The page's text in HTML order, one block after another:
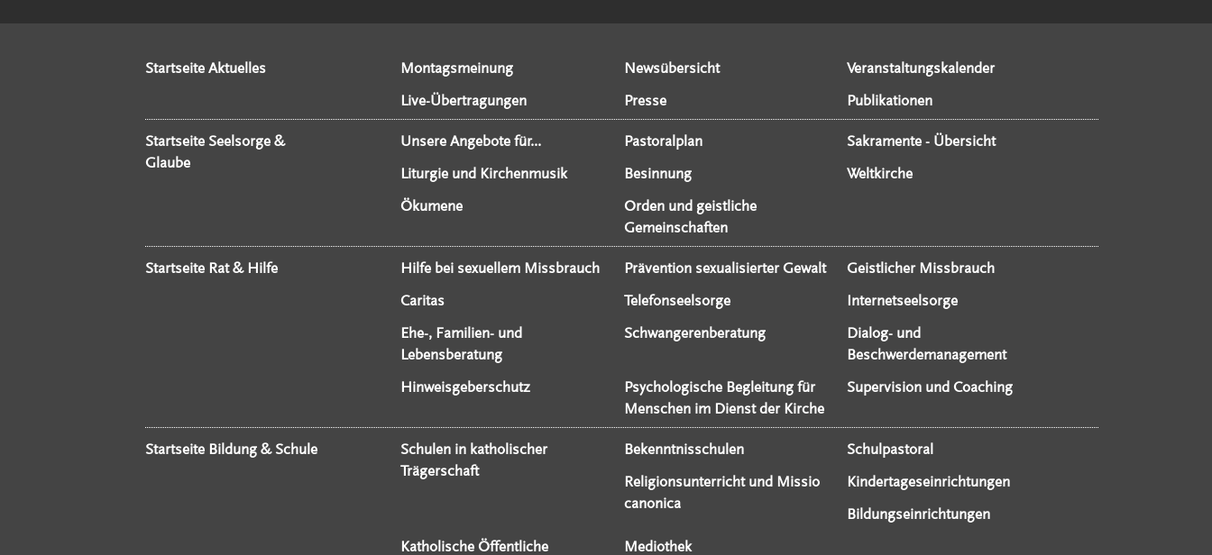
Startseite Aktuelles Montagsmeinung Newsübersicht
Veranstaltungskalender
Live-Übertragungen
Presse Publikationen
Startseite Seelsorge &
Glaube
Unsere Angebote für... Pastoralplan
Sakramente - Übersicht
Liturgie und Kirchenmusik
Besinnung
Weltkirche
Ökumene
Orden und geistliche
Gemeinschaften
Startseite Rat & Hilfe Hilfe bei sexuellem Missbrauch Prävention sexualisierter Gewalt
Geistlicher Missbrauch
Caritas
Telefonseelsorge
Internetseelsorge
Ehe-, Familien- und
Lebensberatung
Schwangerenberatung
Dialog- und
Beschwerdemanagement
Hinweisgeberschutz
Psychologische Begleitung für
Menschen im Dienst der Kirche
Supervision und Coaching
Startseite Bildung & Schule
Schulen in katholischer
Trägerschaft
Bekenntnisschulen
Schulpastoral
Religionsunterricht und Missio
canonica
Kindertageseinrichtungen
Bildungseinrichtungen
Katholische Öffentliche
Mediothek